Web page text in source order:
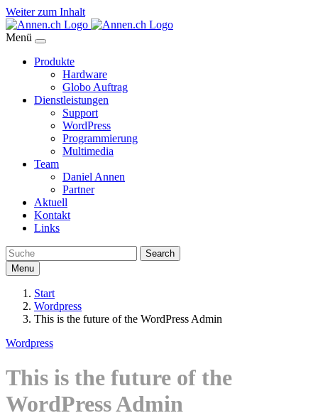
Weiter zum Inhalt
Menü
Produkte
Hardware
Globo Auftrag
Dienstleistungen
Support
WordPress
Programmierung
Multimedia
Team
Daniel Annen
Partner
Aktuell
Kontakt
Links
Search
Menu
Start
Wordpress
This is the future of the WordPress Admin
Wordpress
This is the future of the
WordPress Admin